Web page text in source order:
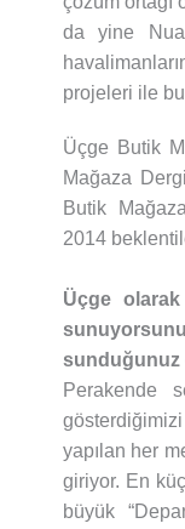
da yine
projeleri ile
Üçge Butik
Mağaza
Butik
2014
Üçge
sunduğunuz
Perakende
yapılan her
giriyor. En
büyük